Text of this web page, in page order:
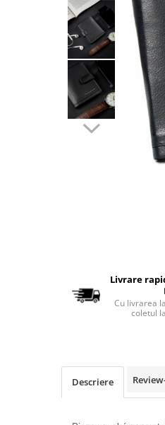
Livrare
Cu livrarea
coletul
Descriere